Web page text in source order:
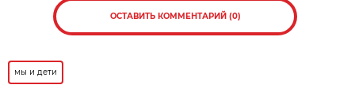
ОСТАВИТЬ КОММЕНТАРИЙ (0)
мы и дети